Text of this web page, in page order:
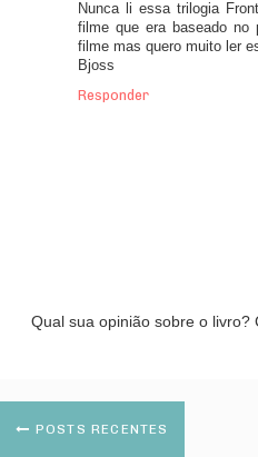
Nunca li essa trilogia
filme que era baseado no
filme mas quero muito ler
Bjoss
Responder
Qual sua opinião sobre o livro?
POSTS RECENTES